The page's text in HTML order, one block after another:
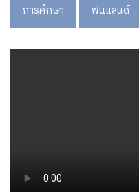
การศึกษา ฟินแลนด์